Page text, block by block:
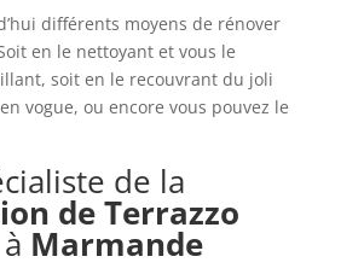
différents moyens de rénover
en le nettoyant et vous le
soit en le recouvrant du joli
vogue, ou encore vous pouvez le
de la
deTerrazzo
à Marmande